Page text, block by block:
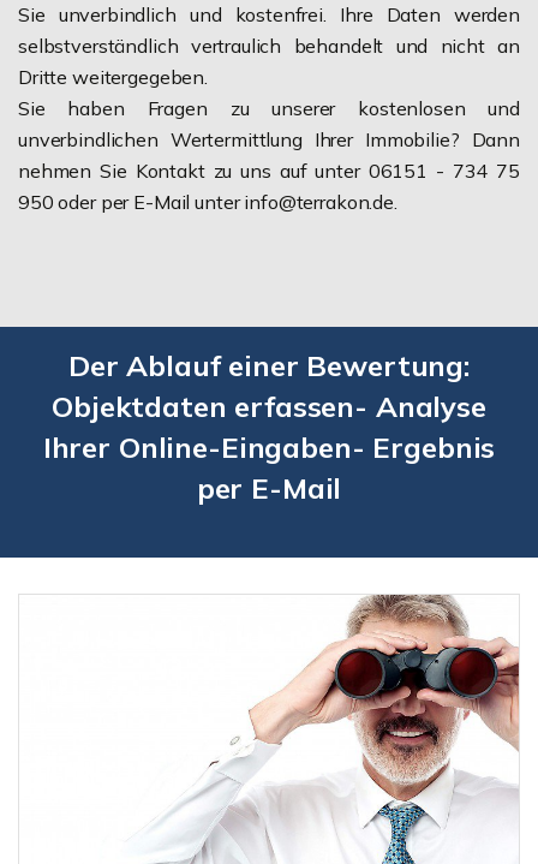
Sie unverbindlich und kostenfrei. Ihre Daten werden
selbstverständlich vertraulich behandelt und nicht an
Dritte weitergegeben.
Sie haben Fragen zu unserer kostenlosen und
unverbindlichen Wertermittlung Ihrer Immobilie? Dann
nehmen Sie Kontakt zu uns auf unter 06151 - 734 75
950 oder per E-Mail unter info@terrakon.de.
Der Ablauf einer Bewertung:
Objektdaten erfassen- Analyse
Ihrer Online-Eingaben- Ergebnis
per E-Mail